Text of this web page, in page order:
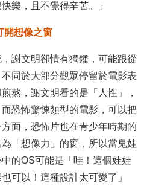
樂，且不覺得辛苦。」
開想像之窗
謝文明卻情有獨鍾，可能跟從
同於大部分觀眾停留於電影表
熬，謝文明看的是「人性」，
而恐怖驚悚類型的電影，可以把
面，恐怖片也在青少年時期的
「想像力」的窗，所以當鬼娃
的OS可能是「哇！這個娃娃
可以！這種設計太可愛了」